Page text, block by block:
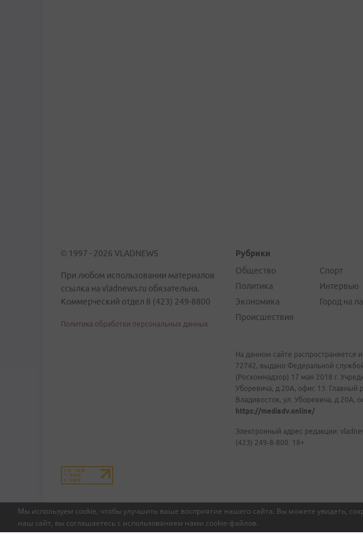
Мы используем cookie, чтобы улучшить ваше восприятие нашего сайта. Вы можете увидеть,
наш сайт, вы соглашаетесь с использованием нами cookie-файлов.
© 1997 - 2026 VLADNEWS
При любом использовании материалов
ссылка на vladnews.ru обязательна.
Коммерческий отдел 8 (423) 249-8800
Политика обработки персональных данных
Рубрики
Общество
Политика
Экономика
Происшествия
Спорт
Интервью
Город на
На данном сайте
72742, выдано Федеральной
(Роскомнадзор) 17 мая 2018 г.
Уборевича, д.20А, офис 13. Главный
Владивосток, ул. Уборевича, д.20А,
https://mediadv.online/
Электронный адрес редакции:
(423) 249-8-800. 18+